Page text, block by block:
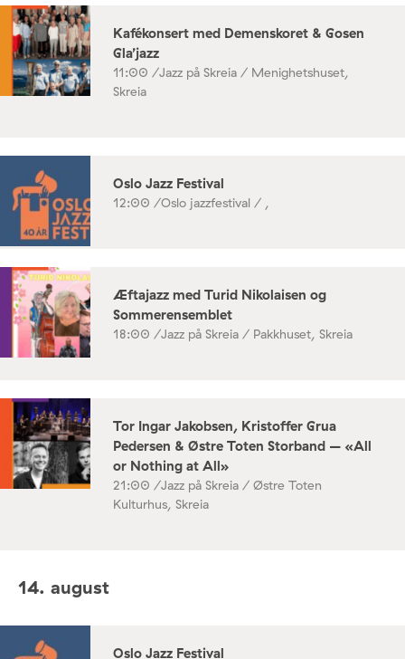
Kafékonsert med Demenskoret & Gosen
Gla’jazz
11:00 /Jazz på Skreia / Menighetshuset,
Skreia
Oslo Jazz Festival
12:00 /Oslo jazzfestival / ,
Æftajazz med Turid Nikolaisen og
Sommerensemblet
18:00 /Jazz på Skreia / Pakkhuset, Skreia
Tor Ingar Jakobsen, Kristoffer Grua
Pedersen & Østre Toten Storband – «All
or Nothing at All»
21:00 /Jazz på Skreia / Østre Toten
Kulturhus, Skreia
14. august
Oslo Jazz Festival